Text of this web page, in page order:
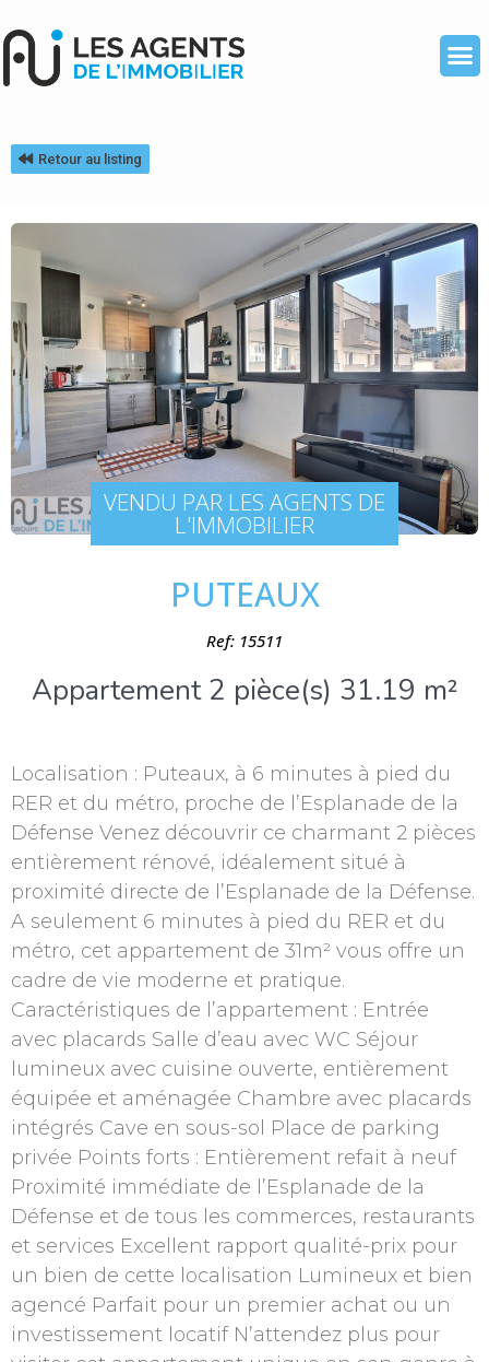
Retour au listing
VENDU PAR LES AGENTS DE
L'IMMOBILIER
PUTEAUX
Ref: 15511
Appartement 2 pièce(s) 31.19 m²
Localisation : Puteaux, à 6 minutes à pied du
RER et du métro, proche de l’Esplanade de la
Défense Venez découvrir ce charmant 2 pièces
entièrement rénové, idéalement situé à
proximité directe de l’Esplanade de la Défense.
A seulement 6 minutes à pied du RER et du
métro, cet appartement de 31m² vous offre un
cadre de vie moderne et pratique.
Caractéristiques de l’appartement : Entrée
avec placards Salle d’eau avec WC Séjour
lumineux avec cuisine ouverte, entièrement
équipée et aménagée Chambre avec placards
intégrés Cave en sous-sol Place de parking
privée Points forts : Entièrement refait à neuf
Proximité immédiate de l’Esplanade de la
Défense et de tous les commerces, restaurants
et services Excellent rapport qualité-prix pour
un bien de cette localisation Lumineux et bien
agencé Parfait pour un premier achat ou un
investissement locatif N’attendez plus pour